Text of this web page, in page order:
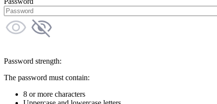
Password strength:
The password must contain:
8 or more characters